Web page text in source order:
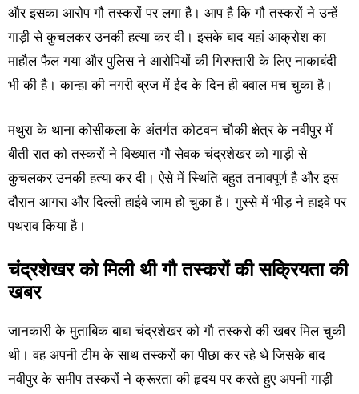
और इसका आरोप गौ तस्करों पर लगा है। आप है कि गौ तस्करों ने उन्हें
गाड़ी से कुचलकर उनकी हत्या कर दी। इसके बाद यहां आक्रोश का
माहौल फैल गया और पुलिस ने आरोपियों की गिरफ्तारी के लिए नाकाबंदी
भी की है। कान्हा की नगरी ब्रज में ईद के दिन ही बवाल मच चुका है।
मथुरा के थाना कोसीकला के अंतर्गत कोटवन चौकी क्षेत्र के नवीपुर में
बीती रात को तस्करों ने विख्यात गौ सेवक चंद्रशेखर को गाड़ी से
कुचलकर उनकी हत्या कर दी। ऐसे में स्थिति बहुत तनावपूर्ण है और इस
दौरान आगरा और दिल्ली हाईवे जाम हो चुका है। गुस्से में भीड़ ने हाइवे पर
पथराव किया है।
चंद्रशेखर को मिली थी गौ तस्करों की सक्रियता की
खबर
जानकारी के मुताबिक बाबा चंद्रशेखर को गौ तस्करो की खबर मिल चुकी
थी। वह अपनी टीम के साथ तस्करों का पीछा कर रहे थे जिसके बाद
नवीपुर के समीप तस्करों ने क्रूरता की हृदय पर करते हुए अपनी गाड़ी